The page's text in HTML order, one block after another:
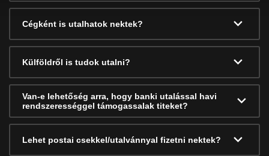
Cégként is utalhatok nektek?
Külföldről is tudok utalni?
Van-e lehetőség arra, hogy banki utalással havi
rendszerességgel támogassalak titeket?
Lehet postai csekkel/utalvánnyal fizetni nektek?